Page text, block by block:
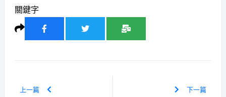
關鍵字
上一篇 下一篇